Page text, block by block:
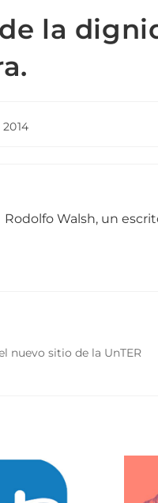
la
Rodolfo Walsh, un
nuevo sitio de la UnTER